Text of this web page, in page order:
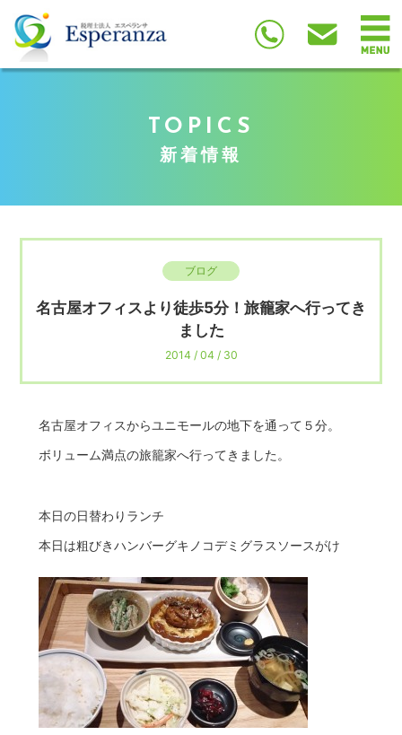
TOPICS
新着情報
ブログ
名古屋オフィスより徒歩5分！旅籠家へ行ってき
ました
2014 / 04 / 30
名古屋オフィスからユニモールの地下を通って５分。
ボリューム満点の旅籠家へ行ってきました。
本日の日替わりランチ
本日は粗びきハンバーグキノコデミグラスソースがけ